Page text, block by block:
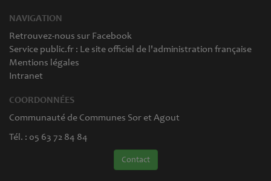
NAVIGATION
Retrouvez-nous sur Facebook
Service public.fr : Le site officiel de l'administration française
Mentions légales
Intranet
COORDONNÉES
Communauté de Communes Sor et Agout
Tél. : 05 63 72 84 84
Contact